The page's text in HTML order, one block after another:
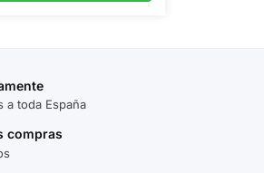
a toda España
compras